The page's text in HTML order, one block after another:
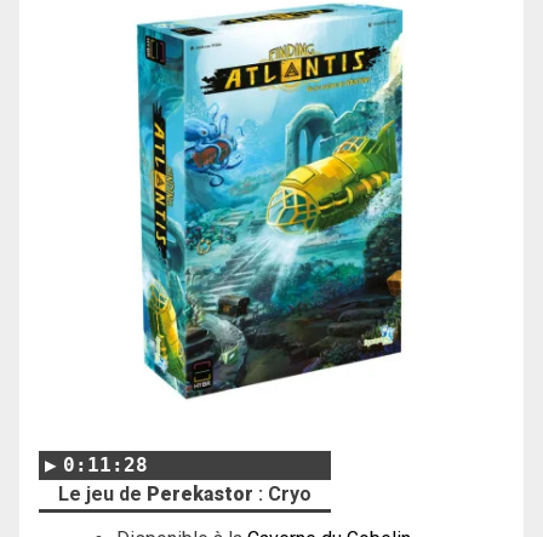
0:11:28
Le jeu de Perekastor : Cryo